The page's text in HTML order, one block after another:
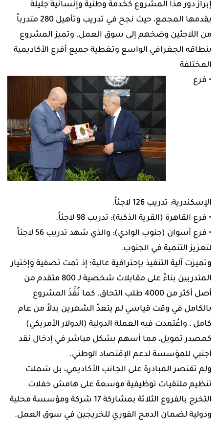
إبراز دور هذا المشروع كخدمة وطنية وإنسانية جليلة
يقدمها المجمع، حيث نجح في تدريب وتأهيل 280 متدرباً
من اللاجئين وضخهم إلى سوق العمل. وتميز المشروع
بنطاقه الجغرافي الواسع وتغطية جميع أفرع الأكاديمية
المختلفة
• فرع
الإسكندرية: تدريب 126 لاجئاً.
• فرع القاهرة (القرية الذكية): تدريب 98 لاجئاً.
• فرع أسوان (جنوب الوادي): والذي شهد تدريب 56 لاجئاً
لتعزيز التنمية في الجنوب.
وتميزت آلية التنفيذ بإحترافية عالية؛ إذ تمت تصفية وإختيار
المتدربين بناءً على مقابلات شخصية لـ 800 متقدم من
أصل أكثر من 4000 طلب التحاق. كما نُفِّذَ المشروع
بالكامل في وقت قياسي لم يتعدَّ الشهرين بدلاً من عام
كامل ، واعُتمدت فيه العملة الدولية (الدولار الأمريكي)
كمصدر تمويل، مما أسهم بشكل مباشر في إدخال نقد
أجنبي للمؤسسة لدعم الإقتصاد الوطني.
ولم تقتصر المبادرة على الجانب الأكاديمي، بل شملت
تنظيم ملتقيات توظيفية موسعة على هامش حفلات
التخرج بالفروع الثلاثة بمشاركة 17 شركة ومؤسسة محلية
ودولية لضمان الدمج الفوري للخريجين في سوق العمل.